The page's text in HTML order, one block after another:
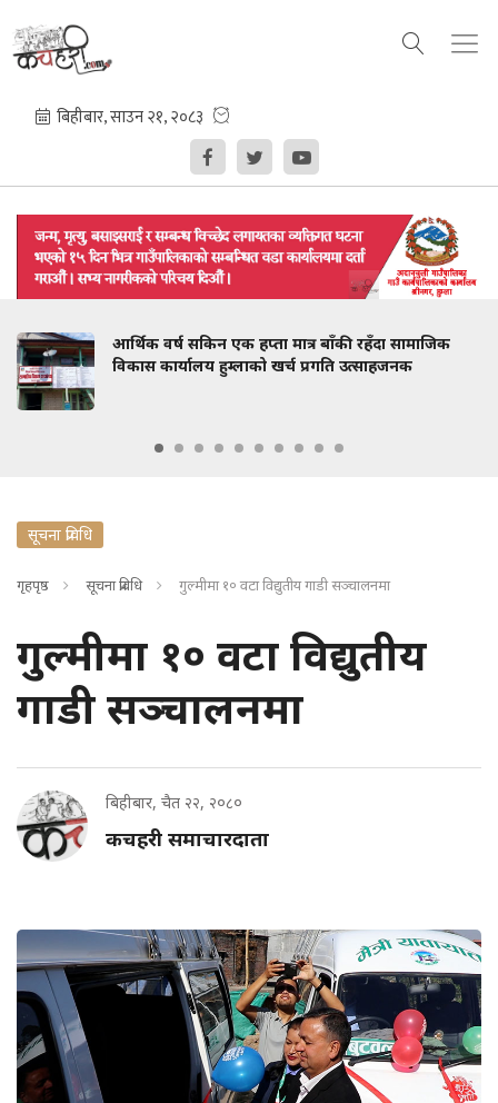
आर्थिक वर्ष सकिन एक हप्ता मात्र बाँकी रहँदा सामाजिक
विकास कार्यालय हुम्लाको खर्च प्रगति उत्साहजनक
सूचना प्रविधि
गृहपृष्ठ सूचना प्रविधि गुल्मीमा १० वटा विद्युतीय गाडी सञ्चालनमा
गुल्मीमा १० वटा विद्युतीय
गाडी सञ्चालनमा
बिहीबार, चैत २२, २०८०
कचहरी समाचारदाता